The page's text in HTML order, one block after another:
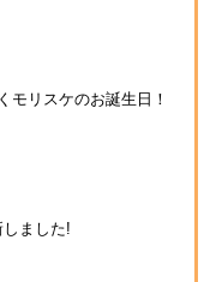
モリスケのお誕生日！
ました!